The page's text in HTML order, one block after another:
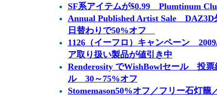
SF系アイテムが$0.99 Plumtinum
Annual Published Artist Sale DAZ3D
日替わりで50%オフ
1126（イーフロ）キャンペーン
ア取り扱い製品が値引き中
Renderosity でWishBowlセール 投票
ル 30～75%オフ
Stomemason50%オフ／フリー石灯籠